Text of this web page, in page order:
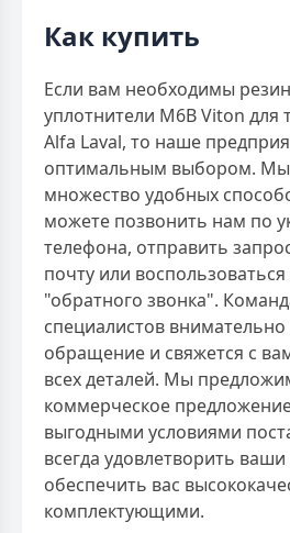
Как купить
Если вам необходимы
уплотнители M6B Viton для
Alfa Laval, то наше
оптимальным выбором. Мы
множество удобных
можете позвонить нам по
телефона, отправить
почту или
"обратного звонка".
специалистов
обращение и свяжется с
всех деталей. Мы
коммерческое
выгодными условиями
всегда удовлетворить
обеспечить вас
комплектующими.